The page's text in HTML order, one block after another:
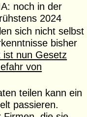
noch in der
2024
sich nicht selbst
bisher
ist nun Gesetz
von
teilen kann ein
passieren.